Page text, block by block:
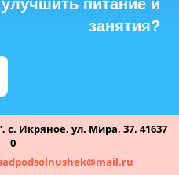
питание и
занятия?
, с. Икряное, ул. Мира, 37, 41637
0